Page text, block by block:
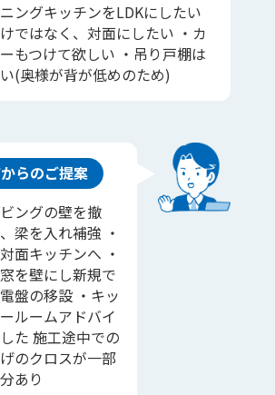
ングキッチンをLDKにしたい
ではなく、対面にしたい ・カ
もつけて欲しい ・吊り戸棚は
(奥様が背が低めのため)
らのご提案
ングの壁を撤
梁を入れ補強 ・
面キッチンへ ・
を壁にし新規で
盤の移設 ・キッ
ルームアドバイ
た 施工途中での
のクロスが一部
あり